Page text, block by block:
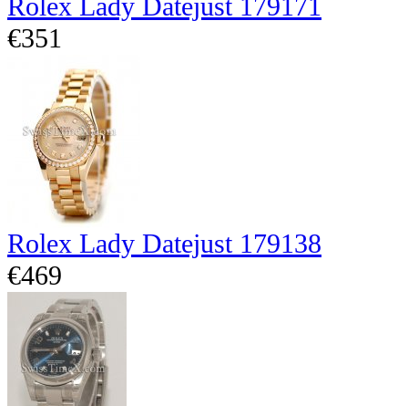
€351
Rolex Lady Datejust 179138
€469